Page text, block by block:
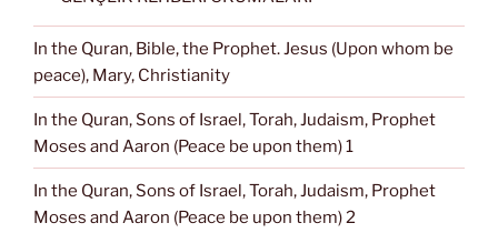
In the Quran, Bible, the Prophet. Jesus (Upon whom be
peace), Mary, Christianity
In the Quran, Sons of Israel, Torah, Judaism, Prophet
Moses and Aaron (Peace be upon them) 1
In the Quran, Sons of Israel, Torah, Judaism, Prophet
Moses and Aaron (Peace be upon them) 2